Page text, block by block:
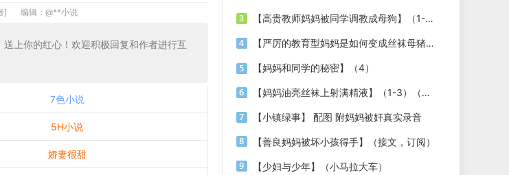
] 编辑： @**小说
上你的红心！欢迎积极回复和作者进行互
7色小说
5H小说
娇妻很甜
【高贵教师妈妈被同学调教成母狗】（1-4）
【严厉的教育型妈妈是如何变成丝袜母猪的】第六章，更新完毕。
【妈妈和同学的秘密】（4）
【妈妈油亮丝袜上射满精液】（1-3）（照片、插图，丝袜+绿母+乱伦）
【小镇绿事】 配图 附妈妈被奸真实录音
【善良妈妈被坏小孩得手】（接文，订阅）
【少妇与少年】（小马拉大车）